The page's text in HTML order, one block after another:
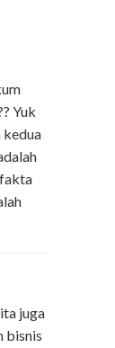
Yuk
kedua
juga
bisnis